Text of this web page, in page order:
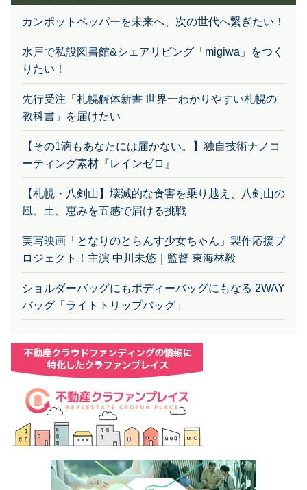
カンポットペッパーを未来へ、次の世代へ繋ぎたい！
水戸で私設図書館&シェアリビング「migiwa」をつく
りたい！
先行受注「札幌解体新書 世界一わかりやすい札幌の
教科書」を届けたい
【その1滴もあなたには届かない。】独自技術ナノコ
ーティング素材『レインゼロ』
【札幌・八剣山】壊滅的な食害を乗り越え、八剣山の
風、土、恵みを五感で届ける挑戦
実写映画「となりのとらんす少女ちゃん」製作応援プ
ロジェクト！主演 中川未悠｜監督 東海林毅
ショルダーバッグにもボディーバッグにもなる 2WAY
バッグ「ライトトリップバッグ」